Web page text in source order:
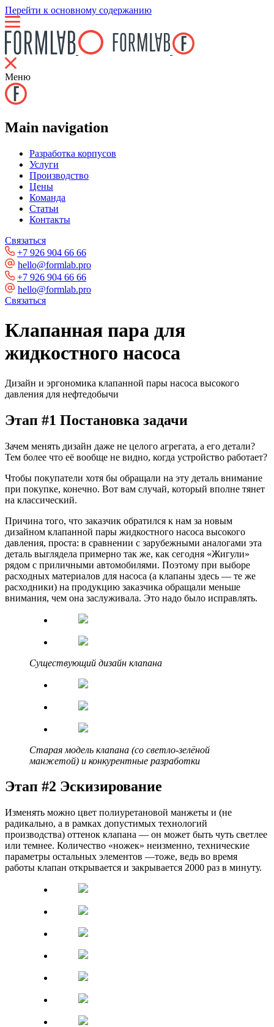
Перейти к основному содержанию
Меню
Main navigation
Разработка корпусов
Услуги
Производство
Цены
Команда
Статьи
Контакты
Связаться
+7 926 904 66 66
hello@formlab.pro
+7 926 904 66 66
hello@formlab.pro
Связаться
Клапанная пара для
жидкостного насоса
Дизайн и эргономика клапанной пары насоса высокого
давления для нефтедобычи
Этап #1 Постановка задачи
Зачем менять дизайн даже не целого агрегата, а его детали?
Тем более что её вообще не видно, когда устройство работает?
Чтобы покупатели хотя бы обращали на эту деталь внимание
при покупке, конечно. Вот вам случай, который вполне тянет
на классический.
Причина того, что заказчик обратился к нам за новым
дизайном клапанной пары жидкостного насоса высокого
давления, проста: в сравнении с зарубежными аналогами эта
деталь выглядела примерно так же, как сегодня «Жигули»
рядом с приличными автомобилями. Поэтому при выборе
расходных материалов для насоса (а клапаны здесь — те же
расходники) на продукцию заказчика обращали меньше
внимания, чем она заслуживала. Это надо было исправлять.
Существующий дизайн клапана
Старая модель клапана (со светло-зелёной
манжетой) и конкурентные разработки
Этап #2 Эскизирование
Изменять можно цвет полиуретановой манжеты и (не
радикально, а в рамках допустимых технологий
производства) оттенок клапана — он может быть чуть светлее
или темнее. Количество «ножек» неизменно, технические
параметры остальных элементов —тоже, ведь во время
работы клапан открывается и закрывается 2000 раз в минуту.